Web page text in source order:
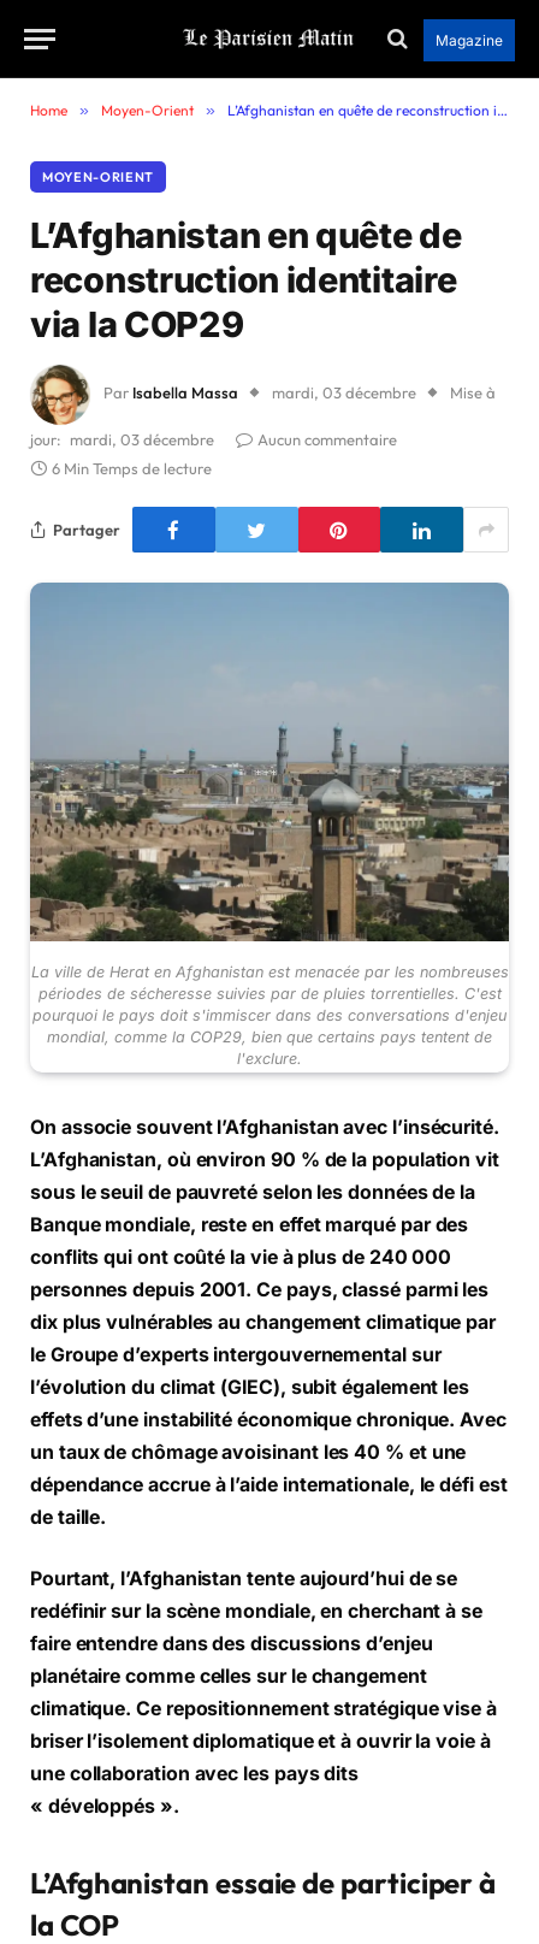
Magazine
Home » Moyen-Orient » L’Afghanistan en quête de reconstruction identitaire via la COP29
MOYEN-ORIENT
L’Afghanistan en quête de
reconstruction identitaire
via la COP29
Par Isabella Massa mardi, 03 décembre Mise à
jour: mardi, 03 décembre
Aucun commentaire
6 Min Temps de lecture
Partager
La ville de Herat en Afghanistan est menacée par les nombreuses
périodes de sécheresse suivies par de pluies torrentielles. C'est
pourquoi le pays doit s'immiscer dans des conversations d'enjeu
mondial, comme la COP29, bien que certains pays tentent de
l'exclure.
On associe souvent l’Afghanistan avec l’insécurité.
L’Afghanistan, où environ 90 % de la population vit
sous le seuil de pauvreté selon les données de la
Banque mondiale, reste en effet marqué par des
conflits qui ont coûté la vie à plus de 240 000
personnes depuis 2001. Ce pays, classé parmi les
dix plus vulnérables au changement climatique par
le Groupe d’experts intergouvernemental sur
l’évolution du climat (GIEC), subit également les
effets d’une instabilité économique chronique. Avec
un taux de chômage avoisinant les 40 % et une
dépendance accrue à l’aide internationale, le défi est
de taille.
Pourtant, l’Afghanistan tente aujourd’hui de se
redéfinir sur la scène mondiale, en cherchant à se
faire entendre dans des discussions d’enjeu
planétaire comme celles sur le changement
climatique. Ce repositionnement stratégique vise à
briser l’isolement diplomatique et à ouvrir la voie à
une collaboration avec les pays dits
« développés ».
L’Afghanistan essaie de participer à
la COP